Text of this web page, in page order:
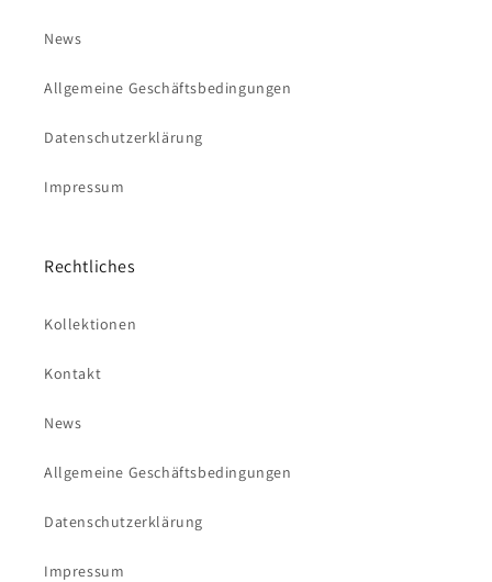
News
Allgemeine Geschäftsbedingungen
Datenschutzerklärung
Impressum
Rechtliches
Kollektionen
Kontakt
News
Allgemeine Geschäftsbedingungen
Datenschutzerklärung
Impressum